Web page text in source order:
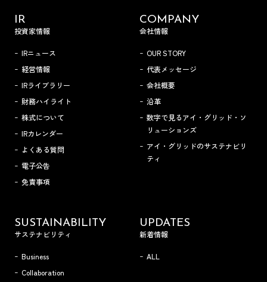
IR
投資家情報
IRニュース
経営情報
IRライブラリー
財務ハイライト
株式について
IRカレンダー
よくある質問
電子公告
免責事項
COMPANY
会社情報
OUR STORY
代表メッセージ
会社概要
沿革
数字で見るアイ・グリッド・ソ
リューションズ
アイ・グリッドのサステナビリ
ティ
SUSTAINABILITY
サステナビリティ
Business
Collaboration
UPDATES
新着情報
ALL